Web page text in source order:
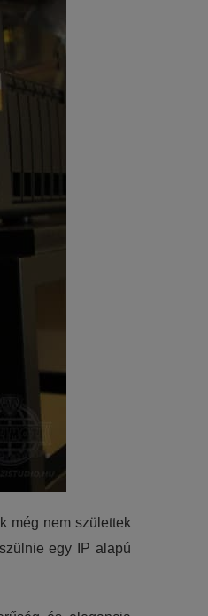
még nem születtek
egy IP alapú